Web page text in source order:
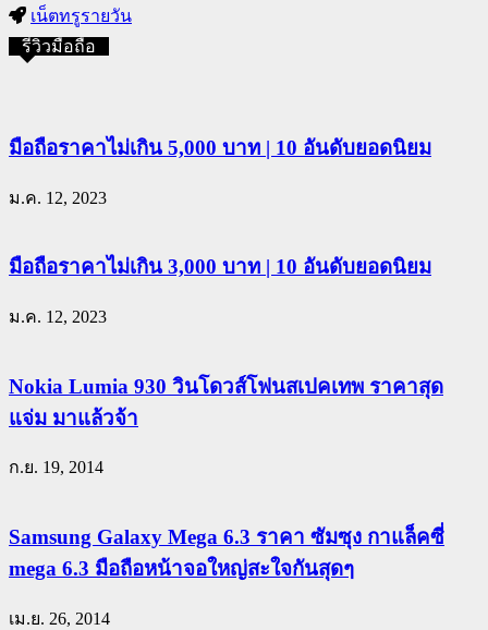
เน็ตทรูรายวัน
รีวิวมือถือ
มือถือราคาไม่เกิน 5,000 บาท | 10 อันดับยอดนิยม
ม.ค. 12, 2023
มือถือราคาไม่เกิน 3,000 บาท | 10 อันดับยอดนิยม
ม.ค. 12, 2023
Nokia Lumia 930 วินโดวส์โฟนสเปคเทพ ราคาสุด
แจ่ม มาแล้วจ้า
ก.ย. 19, 2014
Samsung Galaxy Mega 6.3 ราคา ซัมซุง กาแล็คซี่
mega 6.3 มือถือหน้าจอใหญ่สะใจกันสุดๆ
เม.ย. 26, 2014